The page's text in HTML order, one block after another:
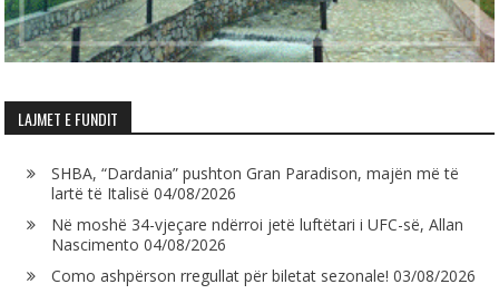
LAJMET E FUNDIT
SHBA, “Dardania” pushton Gran Paradison, majën më të
lartë të Italisë 04/08/2026
Në moshë 34-vjeçare ndërroi jetë luftëtari i UFC-së, Allan
Nascimento 04/08/2026
Como ashpërson rregullat për biletat sezonale! 03/08/2026